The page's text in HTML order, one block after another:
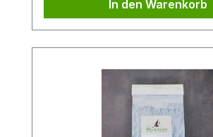
In den Warenkorb